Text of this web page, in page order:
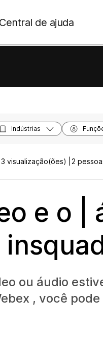
Central de ajuda
Indústrias
visualização(ões) | 2
e o |
ou áudio
, você